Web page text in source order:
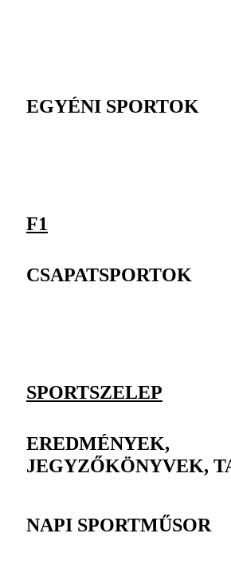
EGYÉNI SPORTOK
F1
CSAPATSPORTOK
SPORTSZELEP
EREDMÉNYEK,
JEGYZŐKÖNYVEK,
NAPI SPORTMŰSOR